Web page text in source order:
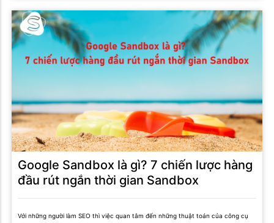
Google Sandbox là gì? 7 chiến lược hàng
đầu rút ngắn thời gian Sandbox
Với những người làm SEO thì việc quan tâm đến những thuật toán của công cụ